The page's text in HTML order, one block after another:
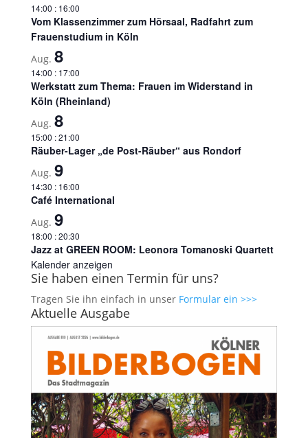
14:00 : 16:00
Vom Klassenzimmer zum Hörsaal, Radfahrt zum
Frauenstudium in Köln
Aug. 8
14:00 : 17:00
Werkstatt zum Thema: Frauen im Widerstand in
Köln (Rheinland)
Aug. 8
15:00 :21:00
Räuber-Lager „de Post-Räuber“ aus Rondorf
Aug. 9
14:30 : 16:00
Café International
Aug. 9
18:00 :20:30
Jazz at GREEN ROOM: Leonora Tomanoski Quartett
Kalender anzeigen
Sie haben einen Termin für uns?
Tragen Sie ihn einfach in unser Formular ein >>>
Aktuelle Ausgabe